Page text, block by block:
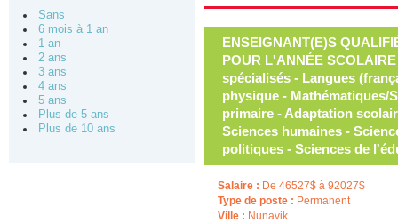
Sans
6 mois à 1 an
1 an
2 ans
3 ans
4 ans
5 ans
Plus de 5 ans
Plus de 10 ans
ENSEIGNANT(E)S
POUR L'ANNÉE
spécialisés - Langues
physique - Mathématiques/
primaire - Adaptation
Sciences humaines -
politiques - Sciences de
Salaire : De 46527$ à 92027$
Type de poste : Permanent
Ville : Nunavik